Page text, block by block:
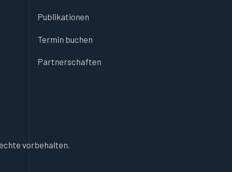
Publikationen
Termin buchen
Partnerschaften
vorbehalten.